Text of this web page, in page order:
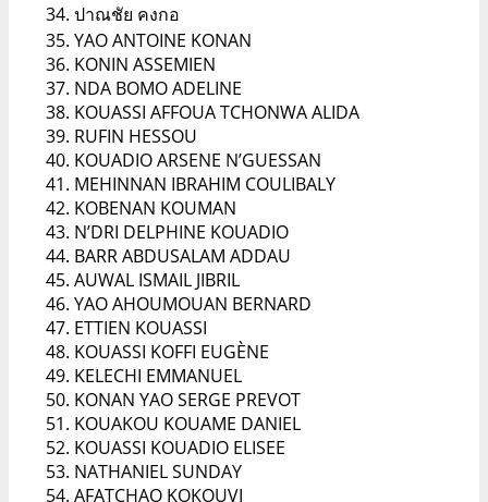
ปาณชัย คงกอ
YAO ANTOINE KONAN
KONIN ASSEMIEN
NDA BOMO ADELINE
KOUASSI AFFOUA TCHONWA ALIDA
RUFIN HESSOU
KOUADIO ARSENE N’GUESSAN
MEHINNAN IBRAHIM COULIBALY
KOBENAN KOUMAN
N’DRI DELPHINE KOUADIO
BARR ABDUSALAM ADDAU
AUWAL ISMAIL JIBRIL
YAO AHOUMOUAN BERNARD
ETTIEN KOUASSI
KOUASSI KOFFI EUGÈNE
KELECHI EMMANUEL
KONAN YAO SERGE PREVOT
KOUAKOU KOUAME DANIEL
KOUASSI KOUADIO ELISEE
NATHANIEL SUNDAY
AFATCHAO KOKOUVI